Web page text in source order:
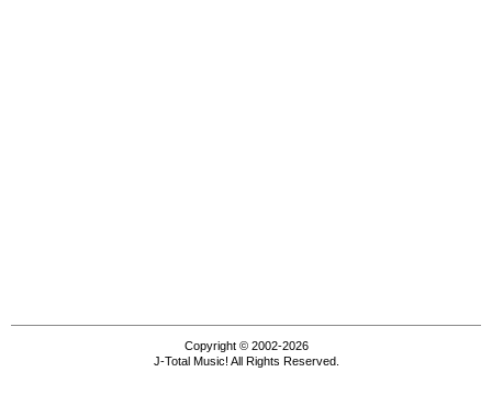
Copyright © 2002-2026
J-Total Music! All Rights Reserved.